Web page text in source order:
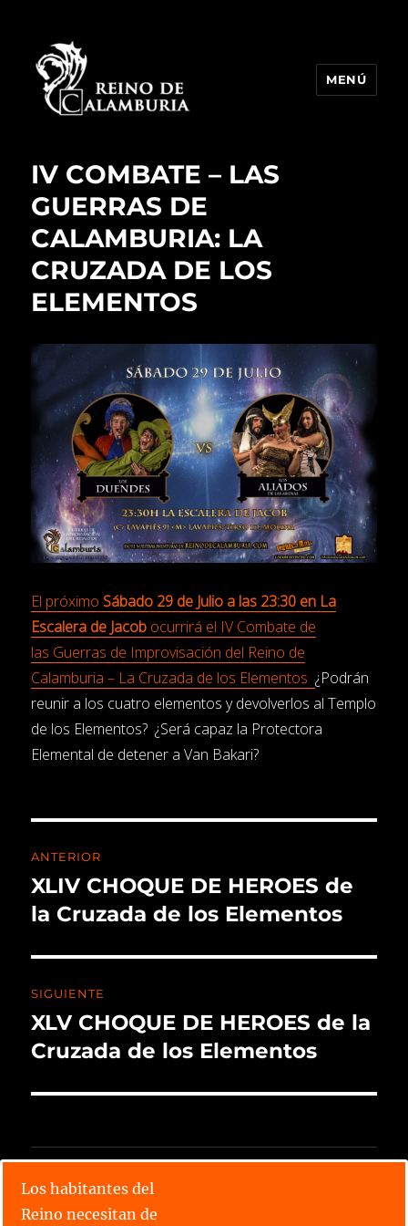
MENÚ
IV COMBATE – LAS
GUERRAS DE
CALAMBURIA: LA
CRUZADA DE LOS
ELEMENTOS
El próximo Sábado 29 de Julio a las 23:30 en La
Escalera de Jacob ocurrirá el IV Combate de
las Guerras de Improvisación del Reino de
Calamburia – La Cruzada de los Elementos¿Podrán
reunir a los cuatro elementos y devolverlos al Templo
de los Elementos? ¿Será capaz la Protectora
Elemental de detener a Van Bakari?
ANTERIOR
XLIV CHOQUE DE HEROES de
la Cruzada de los Elementos
SIGUIENTE
XLV CHOQUE DE HEROES de la
Cruzada de los Elementos
Lee todos los relatos
Los habitantes del
Reino necesitan de